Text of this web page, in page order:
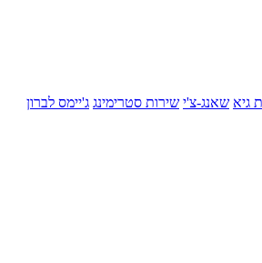
גיא שאנג-צ'י שירות סטרימינג ג'יימס לברון